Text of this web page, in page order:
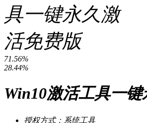
71.56%
28.44%
Win10激活工具一
授权方式：系统工具